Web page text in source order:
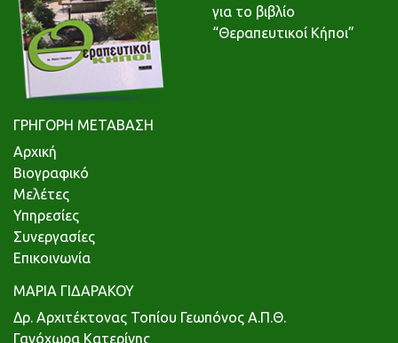
για το βιβλίο
“Θεραπευτικοί Κήποι”
ΓΡΗΓΟΡΗ ΜΕΤΑΒΑΣΗ
Αρχική
Βιογραφικό
Μελέτες
Υπηρεσίες
Συνεργασίες
Επικοινωνία
ΜΑΡΙΑ ΓΙΔΑΡΑΚΟΥ
Δρ. Αρχιτέκτονας Τοπίου Γεωπόνος Α.Π.Θ.
Γανόχωρα Κατερίνης